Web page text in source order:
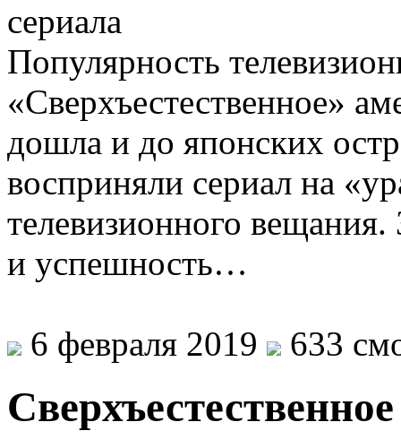
Популярность
«Сверхъестественное»
дошла и до японских
восприняли сериал на
телевизионного
и успешность…
6 февраля 2019 633
Сверхъестественное